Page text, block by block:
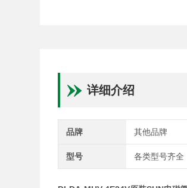
详细介绍
品牌 其他品牌
型号 各类型号齐全